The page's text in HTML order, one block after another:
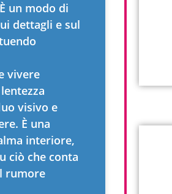
un modo di
dettagli e sul
vivere
visivo e
È una
interiore,
ciò che conta
rumore